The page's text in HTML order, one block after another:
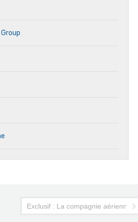
Exclusif : La compagnie aérienne